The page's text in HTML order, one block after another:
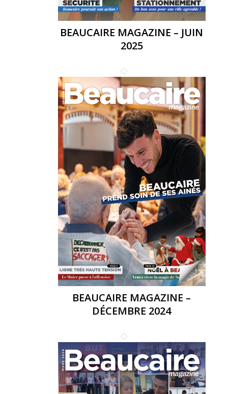
BEAUCAIRE MAGAZINE – JUIN
2025
BEAUCAIRE MAGAZINE –
DÉCEMBRE 2024